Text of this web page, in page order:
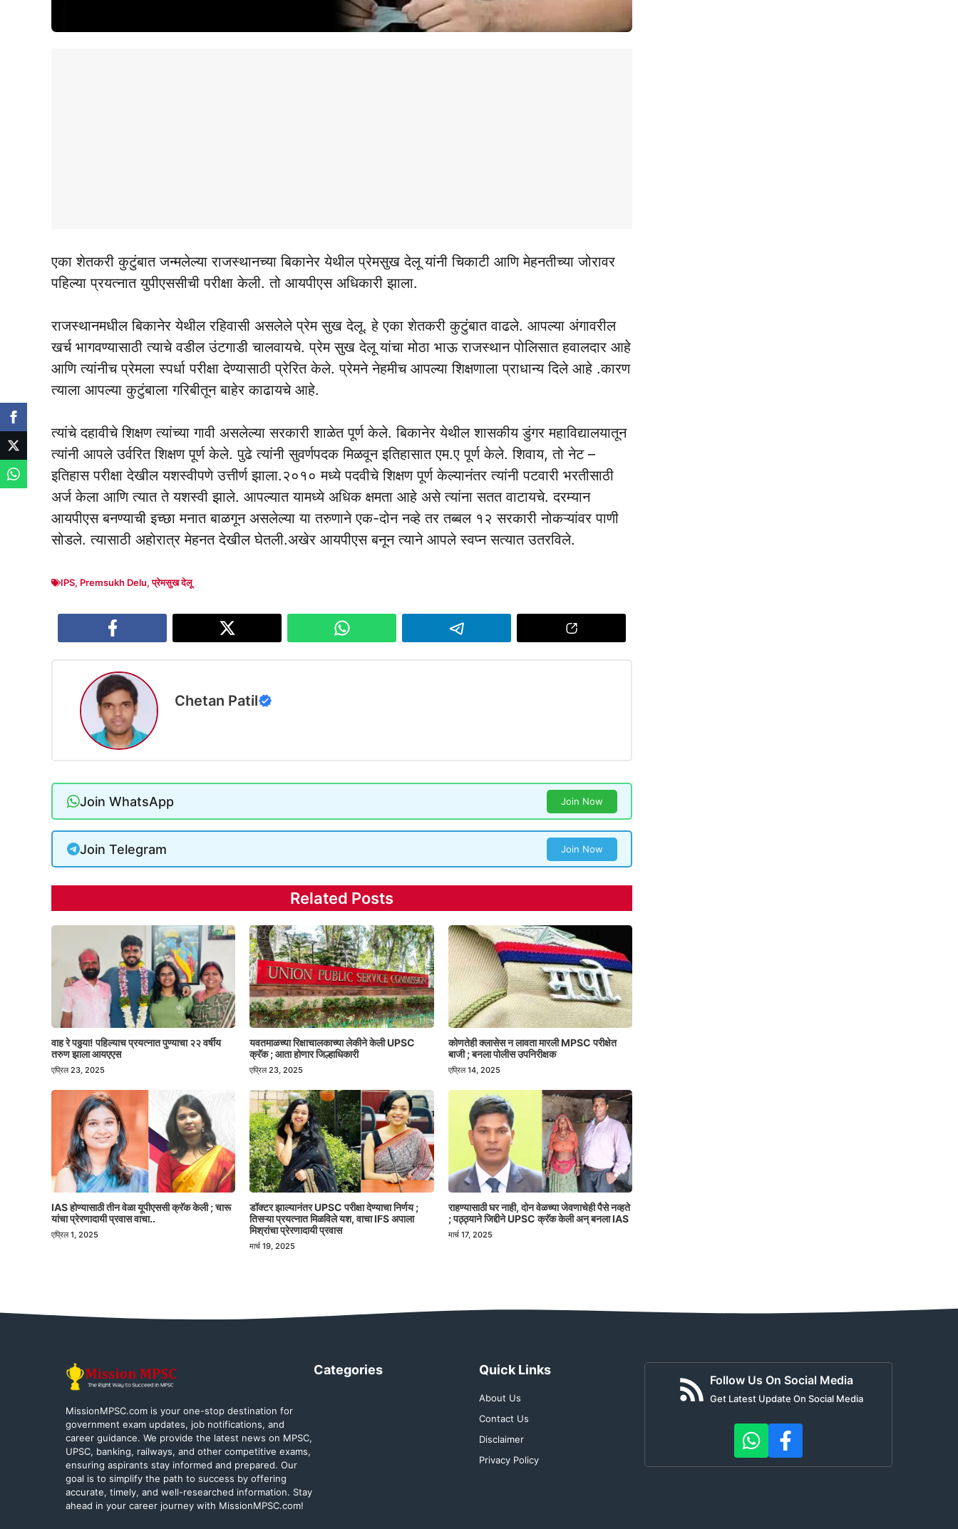
एका शेतकरी कुटुंबात जन्मलेल्या राजस्थानच्या बिकानेर येथील प्रेमसुख देलू यांनी चिकाटी आणि मेहनतीच्या जोरावर
पहिल्या प्रयत्नात युपीएससीची परीक्षा केली. तो आयपीएस अधिकारी झाला.
राजस्थानमधील बिकानेर येथील रहिवासी असलेले प्रेम सुख देलू. हे एका शेतकरी कुटुंबात वाढले. आपल्या अंगावरील
खर्च भागवण्यासाठी त्याचे वडील उंटगाडी चालवायचे. प्रेम सुख देलू यांचा मोठा भाऊ राजस्थान पोलिसात हवालदार आहे
आणि त्यांनीच प्रेमला स्पर्धा परीक्षा देण्यासाठी प्रेरित केले. प्रेमने नेहमीच आपल्या शिक्षणाला प्राधान्य दिले आहे .कारण
त्याला आपल्या कुटुंबाला गरिबीतून बाहेर काढायचे आहे.
त्यांचे दहावीचे शिक्षण त्यांच्या गावी असलेल्या सरकारी शाळेत पूर्ण केले. बिकानेर येथील शासकीय डुंगर महाविद्यालयातून
त्यांनी आपले उर्वरित शिक्षण पूर्ण केले. पुढे त्यांनी सुवर्णपदक मिळवून इतिहासात एम.ए पूर्ण केले. शिवाय, तो नेट –
इतिहास परीक्षा देखील यशस्वीपणे उत्तीर्ण झाला.२०१० मध्ये पदवीचे शिक्षण पूर्ण केल्यानंतर त्यांनी पटवारी भरतीसाठी
अर्ज केला आणि त्यात ते यशस्वी झाले. आपल्यात यामध्ये अधिक क्षमता आहे असे त्यांना सतत वाटायचे. दरम्यान
आयपीएस बनण्याची इच्छा मनात बाळगून असलेल्या या तरुणाने एक-दोन नव्हे तर तब्बल १२ सरकारी नोकऱ्यांवर पाणी
सोडले. त्यासाठी अहोरात्र मेहनत देखील घेतली.अखेर आयपीएस बनून त्याने आपले स्वप्न सत्यात उतरविले.
IPS, Premsukh Delu,प्रेमसुख देलू
Chetan Patil
Join WhatsApp Join Now
Join Telegram Join Now
Related Posts
वाह रे पठ्ठया! पहिल्याच प्रयत्नात पुण्याचा २२ वर्षीय
तरुण झाला आयएएस
एप्रिल 23, 2025
यवतमाळच्या रिक्षाचालकाच्या लेकीने केली UPSC
क्रॅक ; आता होणार जिल्हाधिकारी
एप्रिल 23, 2025
कोणतेही क्लासेस न लावता मारली MPSC परीक्षेत
बाजी ; बनला पोलीस उपनिरीक्षक
एप्रिल 14, 2025
IAS होण्यासाठी तीन वेळा यूपीएससी क्रॅक केली ; चारू
यांचा प्रेरणादायी प्रवास वाचा..
एप्रिल 1, 2025
डॉक्टर झाल्यानंतर UPSC परीक्षा देण्याचा निर्णय ;
तिसऱ्या प्रयत्नात मिळविले यश, वाचा IFS अपाला
मिश्रांचा प्रेरणादायी प्रवास
मार्च 19, 2025
राहण्यासाठी घर नाही, दोन वेळच्या जेवणाचेही पैसे नव्हते
; पठ्ठ्याने जिद्दीने UPSC क्रॅक केली अन् बनला IAS
मार्च 17, 2025
MissionMPSC.com is your one-stop destination for
government exam updates, job notifications, and
career guidance. We provide the latest news on MPSC,
UPSC, banking, railways, and other competitive exams,
ensuring aspirants stay informed and prepared. Our
goal is to simplify the path to success by offering
accurate, timely, and well-researched information. Stay
ahead in your career journey with MissionMPSC.com!
Categories Quick Links
About Us
Contact Us
Disclaimer
Privacy Policy
Follow Us On Social Media
Get Latest Update On Social Media